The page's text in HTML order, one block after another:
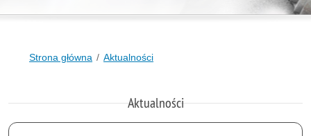
Strona główna Aktualności
Aktualności